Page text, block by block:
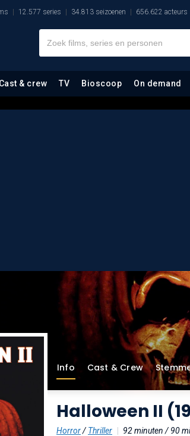
12.577 series 34.813 seizoenen 656.622 acteurs
Cast & crew TV Bioscoop On demand
Info Cast & Crew
Halloween II
Horror/ Thriller 92 minuten / 90